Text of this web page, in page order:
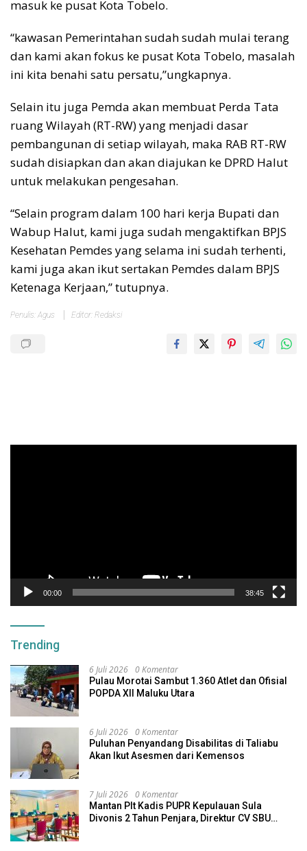
masuk ke pusat Kota Tobelo.
“kawasan Pemerintahan sudah sudah mulai terang
dan kami akan fokus ke pusat Kota Tobelo, masalah
ini kita benahi satu persatu,”ungkapnya.
Selain itu juga Pemda akan membuat Perda Tata
ruang Wilayah (RT-RW) yang menjadi dasar
pembangunan di setiap wilayah, maka RAB RT-RW
sudah disiapkan dan akan diajukan ke DPRD Halut
untuk melakukan pengesahan.
“Selain program dalam 100 hari kerja Bupati dan
Wabup Halut, kami juga sudah mengaktifkan BPJS
Kesehatan Pemdes yang selama ini sudah terhenti,
kami juga akan ikut sertakan Pemdes dalam BPJS
Ketenaga Kerjaan,” tutupnya.
Penulis: Agus Editor: Redaksi
00:00 38:45
Trending
6 Juli 2026 0 Komentar
Pulau Morotai Sambut 1.360 Atlet dan Ofisial
POPDA XII Maluku Utara
6 Juli 2026 0 Komentar
Puluhan Penyandang Disabilitas di Taliabu
Akan Ikut Asesmen dari Kemensos
7 Juli 2026 0 Komentar
Mantan Plt Kadis PUPR Kepulauan Sula
Divonis 2 Tahun Penjara, Direktur CV SBU